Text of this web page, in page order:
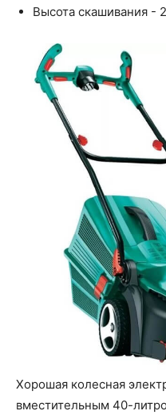
Высота скашивания -
Хорошая колесная
вместительным 40-